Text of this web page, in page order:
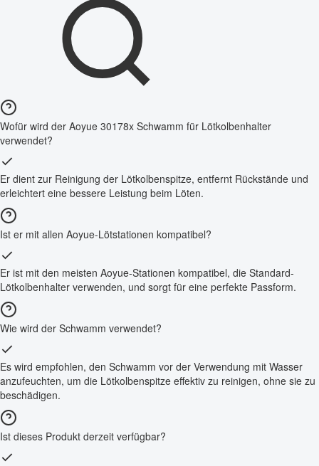
Wofür wird der Aoyue 30178x Schwamm für Lötkolbenhalter
verwendet?
Er dient zur Reinigung der Lötkolbenspitze, entfernt Rückstände und
erleichtert eine bessere Leistung beim Löten.
Ist er mit allen Aoyue-Lötstationen kompatibel?
Er ist mit den meisten Aoyue-Stationen kompatibel, die Standard-
Lötkolbenhalter verwenden, und sorgt für eine perfekte Passform.
Wie wird der Schwamm verwendet?
Es wird empfohlen, den Schwamm vor der Verwendung mit Wasser
anzufeuchten, um die Lötkolbenspitze effektiv zu reinigen, ohne sie zu
beschädigen.
Ist dieses Produkt derzeit verfügbar?